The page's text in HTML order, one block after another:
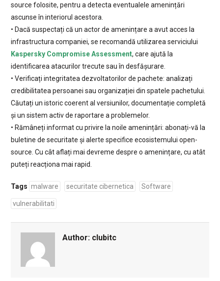
source folosite, pentru a detecta eventualele amenințări
ascunse în interiorul acestora.
• Dacă suspectați că un actor de amenințare a avut acces la
infrastructura companiei, se recomandă utilizarea serviciului
Kaspersky Compromise Assessment, care ajută la
identificarea atacurilor trecute sau în desfășurare.
• Verificați integritatea dezvoltatorilor de pachete: analizați
credibilitatea persoanei sau organizației din spatele pachetului.
Căutați un istoric coerent al versiunilor, documentație completă
și un sistem activ de raportare a problemelor.
• Rămâneți informat cu privire la noile amenințări: abonați-vă la
buletine de securitate și alerte specifice ecosistemului open-
source. Cu cât aflați mai devreme despre o amenințare, cu atât
puteți reacționa mai rapid.
Tags malware securitate cibernetica Software
vulnerabilitati
Author: clubitc